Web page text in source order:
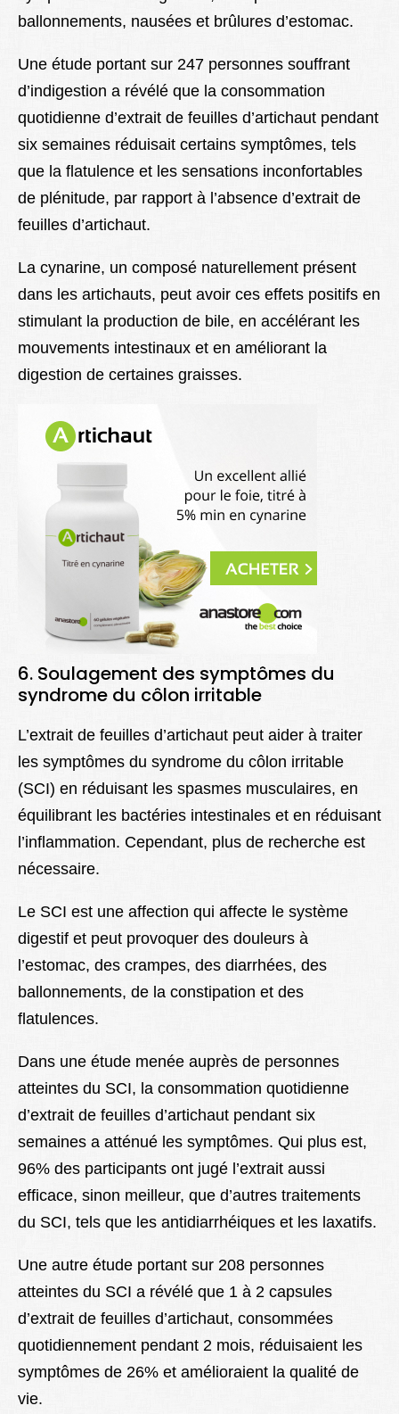
ballonnements, nausées et brûlures d’estomac.
Une étude portant sur 247 personnes souffrant
d’indigestion a révélé que la consommation
quotidienne d’extrait de feuilles d’artichaut pendant
six semaines réduisait certains symptômes, tels
que la flatulence et les sensations inconfortables
de plénitude, par rapport à l’absence d’extrait de
feuilles d’artichaut.
La cynarine, un composé naturellement présent
dans les artichauts, peut avoir ces effets positifs en
stimulant la production de bile, en accélérant les
mouvements intestinaux et en améliorant la
digestion de certaines graisses.
6. Soulagement des symptômes du
syndrome du côlon irritable
L’extrait de feuilles d’artichaut peut aider à traiter
les symptômes du syndrome du côlon irritable
(SCI) en réduisant les spasmes musculaires, en
équilibrant les bactéries intestinales et en réduisant
l’inflammation. Cependant, plus de recherche est
nécessaire.
Le SCI est une affection qui affecte le système
digestif et peut provoquer des douleurs à
l’estomac, des crampes, des diarrhées, des
ballonnements, de la constipation et des
flatulences.
Dans une étude menée auprès de personnes
atteintes du SCI, la consommation quotidienne
d’extrait de feuilles d’artichaut pendant six
semaines a atténué les symptômes. Qui plus est,
96% des participants ont jugé l’extrait aussi
efficace, sinon meilleur, que d’autres traitements
du SCI, tels que les antidiarrhéiques et les laxatifs.
Une autre étude portant sur 208 personnes
atteintes du SCI a révélé que 1 à 2 capsules
d’extrait de feuilles d’artichaut, consommées
quotidiennement pendant 2 mois, réduisaient les
symptômes de 26% et amélioraient la qualité de
vie.